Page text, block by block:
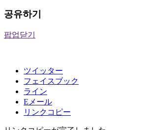
공유하기
팝업닫기
ツイッター
フェイスブック
ライン
Eメール
リンクコピー